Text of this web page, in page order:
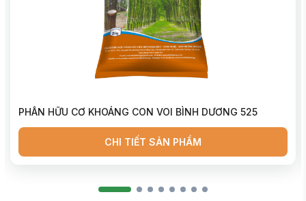
PHÂN HỮU CƠ KHOÁNG CON VOI BÌNH DƯƠNG 525
CHI TIẾT SẢN PHẨM